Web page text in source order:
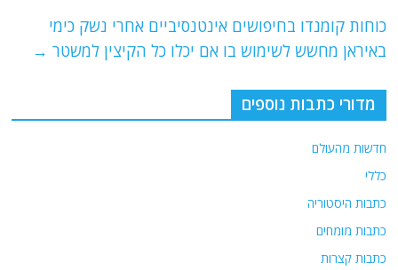
p
o
k
כוחות קומנדו בחיפושים אינטנסיביים אחרי נשק כימי
באיראן מחשש לשימוש בו אם יכלו כל הקיצין למשטר →
מדורי כתבות נוספים
חדשות מהעולם
כללי
כתבות היסטוריה
כתבות מומחים
כתבות קצרות